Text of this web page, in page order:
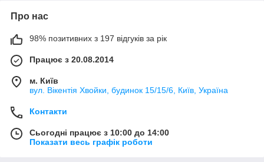
Про нас
98% позитивних з 197 відгуків за рік
Працює з 20.08.2014
м. Київ
вул. Вікентія Хвойки, будинок 15/15/6, Київ, Україна
Контакти
Сьогодні працює з 10:00 до 14:00
Показати весь графік роботи